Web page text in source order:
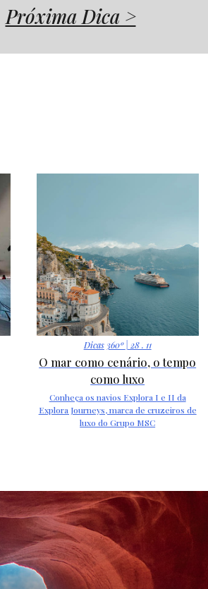
Próxima Dica >
Dicas 360º | 28 . 11
O mar como cenário, o tempo
como luxo
Conheça os navios Explora I e II da
Explora Journeys, marca de cruzeiros de
luxo do Grupo MSC